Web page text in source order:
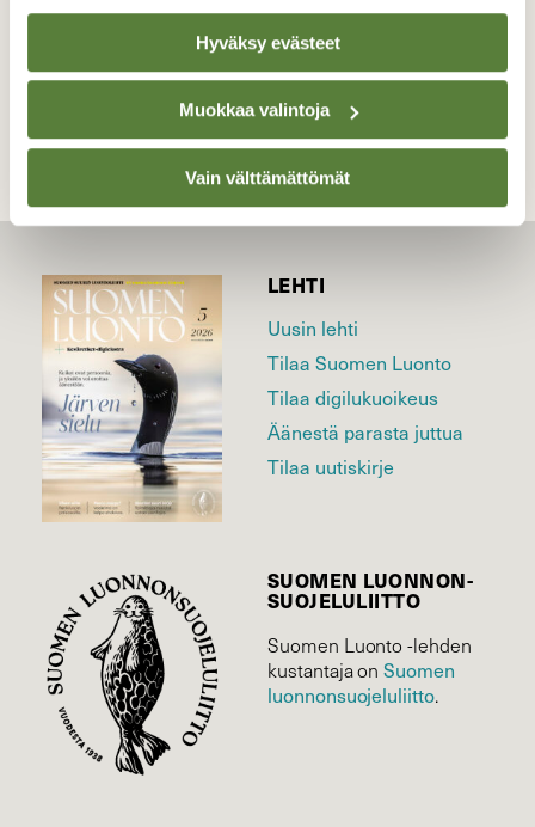
Hyväksy evästeet
Muokkaa valintoja
Vain välttämättömät
LEHTI
Uusin lehti
Tilaa Suomen Luonto
Tilaa digilukuoikeus
Äänestä parasta juttua
Tilaa uutiskirje
SUOMEN LUONNON­
SUOJELU­LIITTO
Suomen Luonto -lehden
kustantaja onSuomen
luonnonsuojelu­liitto.